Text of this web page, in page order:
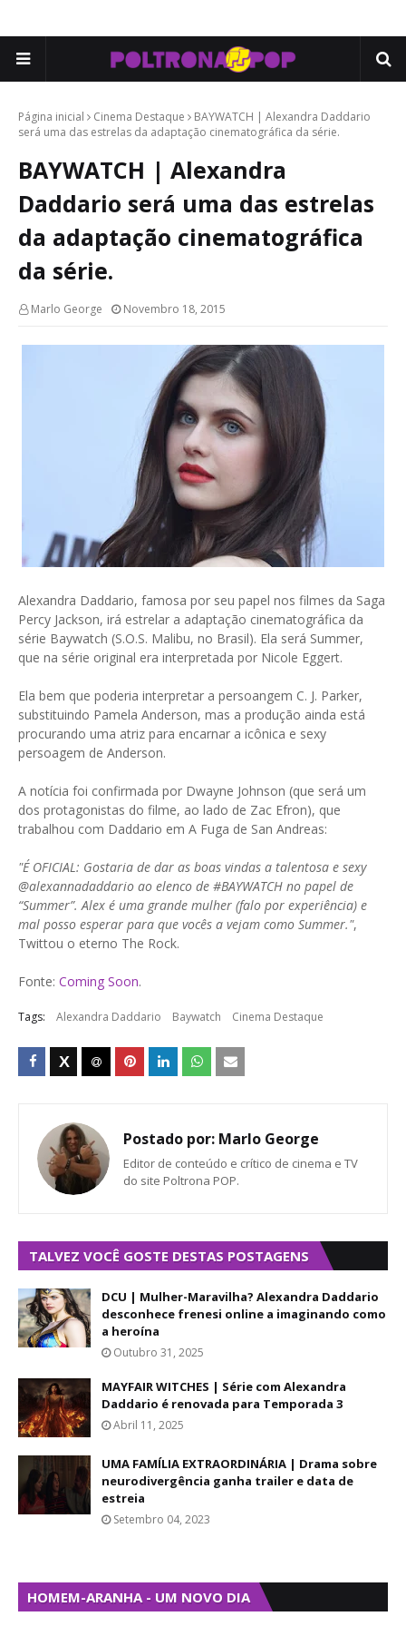
Página inicial Cinema Destaque
BAYWATCH | Alexandra Daddario
será uma das estrelas da adaptação cinematográfica da série.
BAYWATCH | Alexandra
Daddario será uma das estrelas
da adaptação cinematográfica
da série.
Marlo George Novembro 18, 2015
Alexandra Daddario, famosa por seu papel nos filmes da Saga
Percy Jackson, irá estrelar a adaptação cinematográfica da
série Baywatch (S.O.S. Malibu, no Brasil). Ela será Summer,
que na série original era interpretada por Nicole Eggert.
Ela bem que poderia interpretar a persoangem C. J. Parker,
substituindo Pamela Anderson, mas a produção ainda está
procurando uma atriz para encarnar a icônica e sexy
persoagem de Anderson.
A notícia foi confirmada por Dwayne Johnson (que será um
dos protagonistas do filme, ao lado de Zac Efron), que
trabalhou com Daddario em A Fuga de San Andreas:
"É OFICIAL: Gostaria de dar as boas vindas a talentosa e sexy
@alexannadaddario ao elenco de #BAYWATCH no papel de
“Summer”. Alex é uma grande mulher (falo por experiência) e
mal posso esperar para que vocês a vejam como Summer.",
Twittou o eterno The Rock.
Fonte: Coming Soon.
Tags: Alexandra Daddario Baywatch Cinema Destaque
Postado por: Marlo George
Editor de conteúdo e crítico de cinema e TV
do site Poltrona POP.
TALVEZ VOCÊ GOSTE DESTAS POSTAGENS
DCU | Mulher-Maravilha? Alexandra Daddario
desconhece frenesi online a imaginando como
a heroína
Outubro 31, 2025
MAYFAIR WITCHES | Série com Alexandra
Daddario é renovada para Temporada 3
Abril 11, 2025
UMA FAMÍLIA EXTRAORDINÁRIA | Drama sobre
neurodivergência ganha trailer e data de
estreia
Setembro 04, 2023
HOMEM-ARANHA - UM NOVO DIA